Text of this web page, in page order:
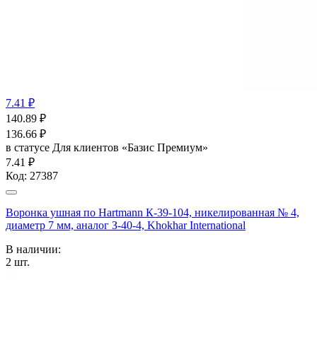
7.41 ₽
140.89 ₽
136.66 ₽
в статусе Для клиентов «Базис Премиум»
7.41 ₽
Код: 27387
Воронка ушная по Hartmann К-39-104, никелированная № 4,
диаметр 7 мм, аналог З-40-4, Khokhar International
В наличии:
2 шт.